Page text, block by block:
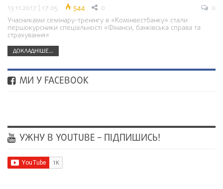
13.11.2017 | 17:05 544 0
0
Учасниками семінару-тренінгу в «Комінвестбанку» стали
першокурсники спеціальності «Фінанси, банківська справа та
страхування»
ДОКЛАДНІШЕ...
МИ У FACEBOOK
УЖНУ В YOUTUBE – ПІДПИШИСЬ!